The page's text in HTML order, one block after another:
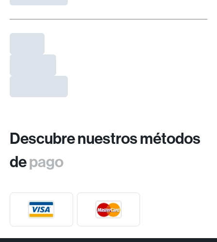
Descubre nuestros métodos
depago